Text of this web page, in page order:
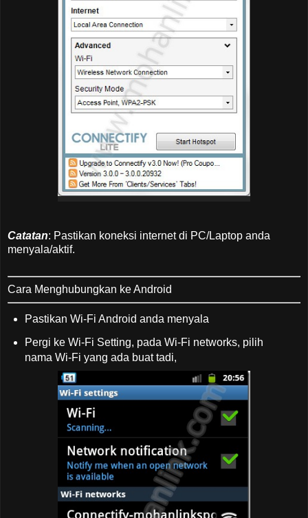
Catatan: Pastikan koneksi internet di PC/Laptop anda
menyala/aktif.
Cara Menghubungkan ke Android
Pastikan Wi-Fi Android anda menyala
Pergi ke Wi-Fi Setting, pada Wi-Fi networks, pilih
nama Wi-Fi yang ada buat tadi,